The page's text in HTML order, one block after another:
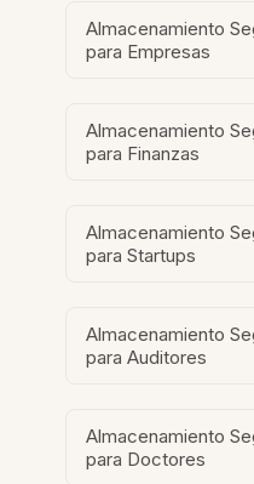
Almacenamiento
para Empresas
Almacenamiento
para Finanzas
Almacenamiento
para Startups
Almacenamiento
para Auditores
Almacenamiento
para Doctores